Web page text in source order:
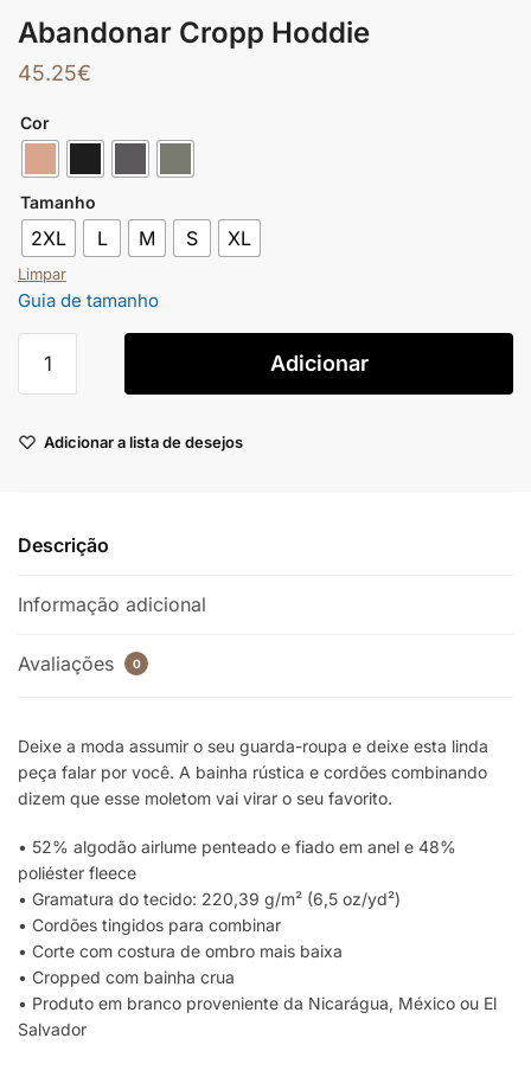
Abandonar Cropp Hoddie
45.25€
Cor
Tamanho
2XL L M S XL
Limpar
Guia de tamanho
Adicionar
Adicionar a lista de desejos
Descrição
Informação adicional
Avaliações 0
Deixe a moda assumir o seu guarda-roupa e deixe esta linda
peça falar por você. A bainha rústica e cordões combinando
dizem que esse moletom vai virar o seu favorito.
• 52% algodão airlume penteado e fiado em anel e 48%
poliéster fleece
• Gramatura do tecido: 220,39 g/m² (6,5 oz/yd²)
• Cordões tingidos para combinar
• Corte com costura de ombro mais baixa
• Cropped com bainha crua
• Produto em branco proveniente da Nicarágua, México ou El
Salvador